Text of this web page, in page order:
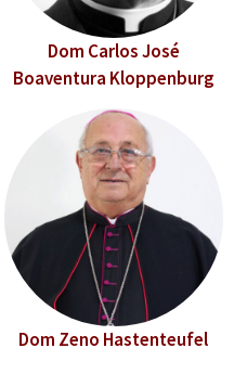
Dom Carlos José
Boaventura Kloppenburg
Dom Zeno Hastenteufel